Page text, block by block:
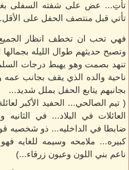
تأتِ... عض على شفته السفلى
تأتي قبل منتصف الحفل على
فهي تحب ان تخطف انظار
وتصبح حديثهم طوال الليله بجمالها
تنهد بصمت وهو يهبط درجات
ناحية والده الذي يقف بجانب عمه
بجانبهم يتابع الحفل بملل شديد...
( تيم الصالحي... الحفيد الأكبر
العائلات في البلاد... في
ضابطا في الداخليه... ذو شخصيه
كبيره... ملامحه وسيمه للغايه
ناعم بني اللون وعيون زرقاء...)